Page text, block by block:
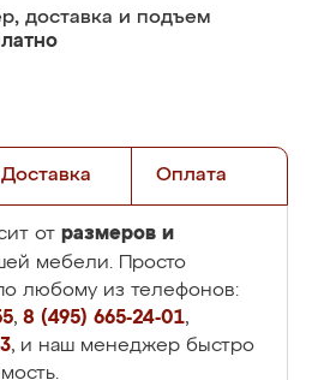
доставка и подъем
Доставка Оплата
от размеров и
мебели. Просто
любому из телефонов:
, 8 (495) 665-24-01,
, и наш менеджер быстро